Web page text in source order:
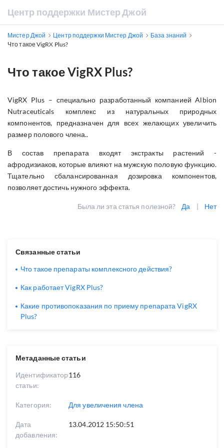
Центр поддержки Мистер Джой
Мистер Джой Центр поддержки Мистер Джой
База знаний
Что такое VigRX Plus?
Что такое VigRX Plus?
VigRX Plus – специально разработанный компанией Albion
Nutraceuticals комплекс из натуральных природных
компонентов, предназначен для всех желающих увеличить
размер полового члена..
В состав препарата входят экстракты растений -
афродизиаков, которые влияют на мужскую половую функцию.
Тщательно сбалансированная дозировка компонентов,
позволяет достичь нужного эффекта.
Была ли эта статья полезной? Да | Нет
Метаданные статьи
Идентификатор
статьи:
116
Категория: Для увеличения члена
Дата
добавления:
13.04.2012 15:50:51
Связанные статьи
Что такое препараты комплексного действия?
Как работает VigRX Plus?
Какие противопоказания по приему препарата VigRX
Plus?